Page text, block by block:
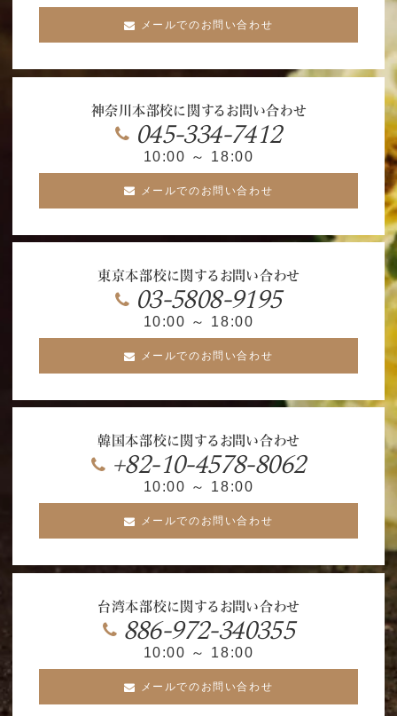
メールでのお問い合わせ
神奈川本部校に関するお問い合わせ
045-334-7412
10:00 ～ 18:00
メールでのお問い合わせ
東京本部校に関するお問い合わせ
03-5808-9195
10:00 ～ 18:00
メールでのお問い合わせ
韓国本部校に関するお問い合わせ
+82-10-4578-8062
10:00 ～ 18:00
メールでのお問い合わせ
台湾本部校に関するお問い合わせ
886-972-340355
10:00 ～ 18:00
メールでのお問い合わせ